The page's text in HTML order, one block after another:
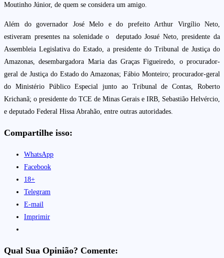
Moutinho Júnior, de quem se considera um amigo.
Além do governador José Melo e do prefeito Arthur Virgílio Neto,
estiveram presentes na solenidade o deputado Josué Neto, presidente da
Assembleia Legislativa do Estado, a presidente do Tribunal de Justiça do
Amazonas, desembargadora Maria das Graças Figueiredo, o procurador-
geral de Justiça do Estado do Amazonas; Fábio Monteiro; procurador-geral
do Ministério Público Especial junto ao Tribunal de Contas, Roberto
Krichanã; o presidente do TCE de Minas Gerais e IRB, Sebastião Helvércio,
e deputado Federal Hissa Abrahão, entre outras autoridades.
Compartilhe isso:
WhatsApp
Facebook
18+
Telegram
E-mail
Imprimir
Qual Sua Opinião? Comente: